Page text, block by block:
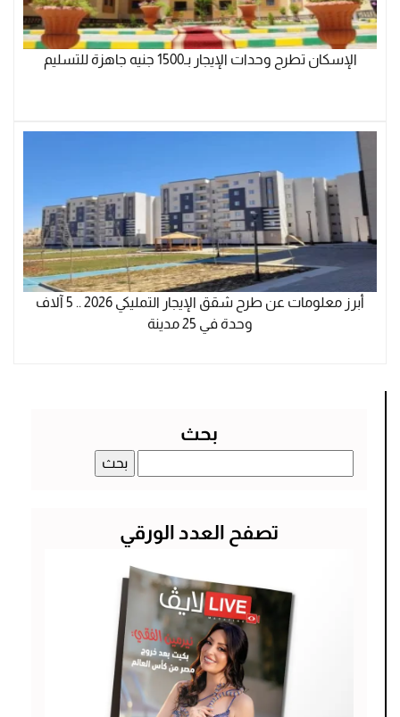
الإسكان تطرح وحدات الإيجار بـ1500 جنيه جاهزة للتسليم
أبرز معلومات عن طرح شقق الإيجار التمليكي 2026 .. 5 آلاف
وحدة في 25 مدينة
بحث
عن:
تصفح العدد الورقي